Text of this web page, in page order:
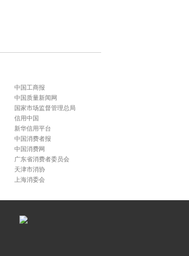
中国工商报
中国质量新闻网
国家市场监督管理总局
信用中国
新华信用平台
中国消费者报
中国消费网
广东省消费者委员会
天津市消协
上海消委会